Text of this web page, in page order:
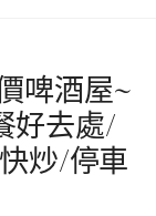
啤酒屋~
好去處/
炒/停車